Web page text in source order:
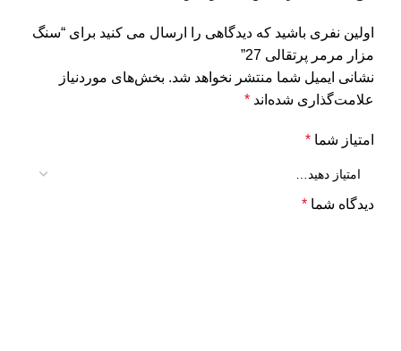
اولین نفری باشید که دیدگاهی را ارسال می کنید برای “سنگ
مزار مرمر پرتقالی 27”
نشانی ایمیل شما منتشر نخواهد شد. بخش‌های موردنیاز
علامت‌گذاری شده‌اند *
امتیاز شما *
دیدگاه شما *